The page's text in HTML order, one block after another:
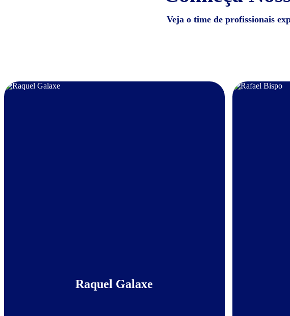
Veja o time de profissionais
Raquel Galaxe